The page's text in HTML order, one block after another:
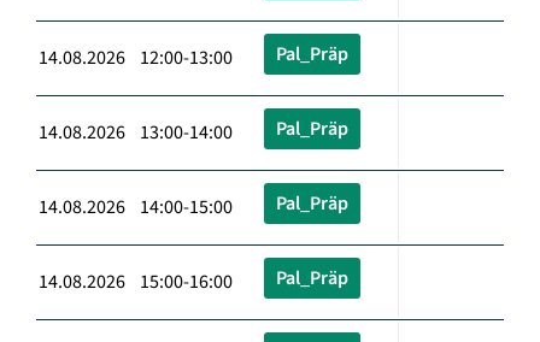
14.08.2026 12:00-13:00 Pal_Präp
14.08.2026 13:00-14:00 Pal_Präp
14.08.2026 14:00-15:00 Pal_Präp
14.08.2026 15:00-16:00 Pal_Präp